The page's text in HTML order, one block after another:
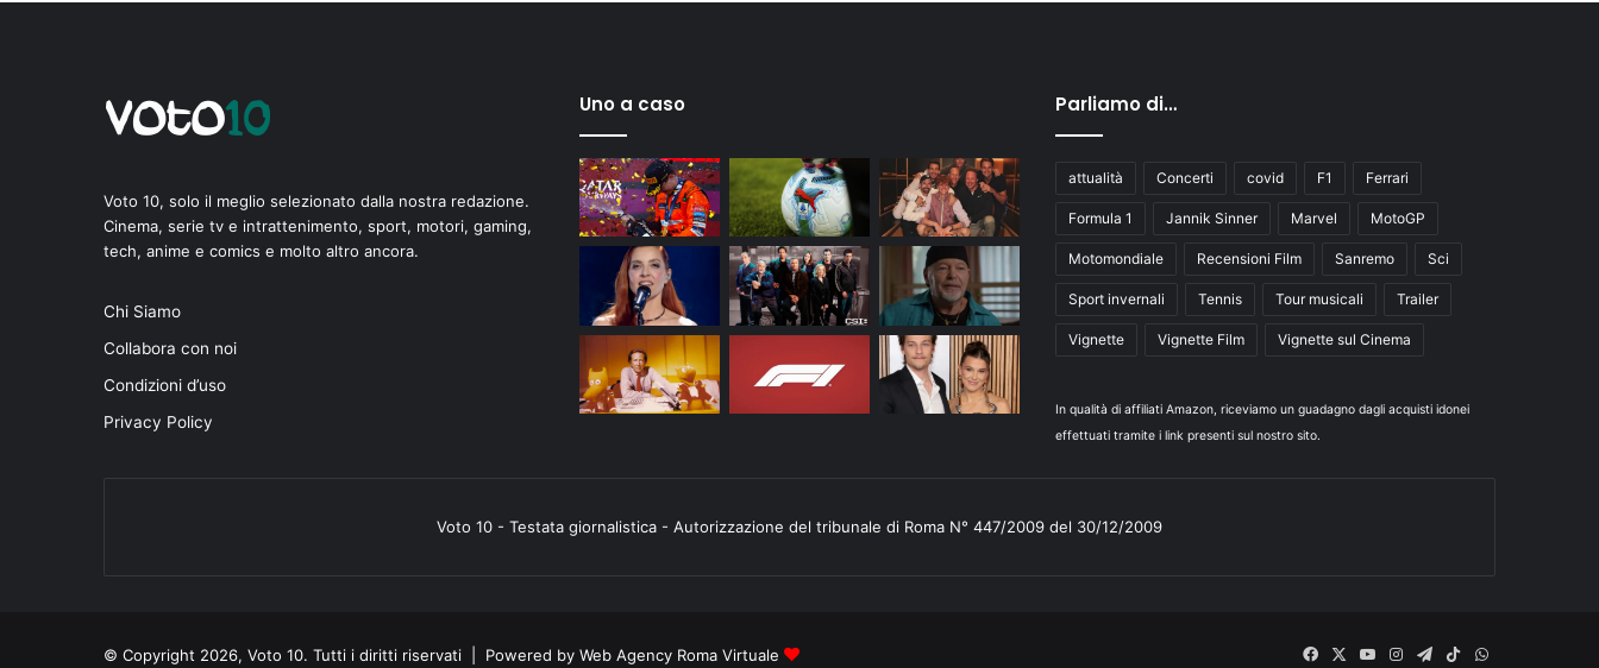
Voto 10, solo il meglio selezionato dalla nostra redazione.
Cinema, serie tv e intrattenimento, sport, motori, gaming,
tech, anime e comics e molto altro ancora.
Chi Siamo
Collabora con noi
Condizioni d’uso
Privacy Policy
Uno a caso Parliamo di…
attualità Concerti covid F1 Ferrari
Formula 1 Jannik Sinner Marvel MotoGP
Motomondiale Recensioni Film Sanremo Sci
Sport invernali Tennis Tour musicali Trailer
Vignette Vignette Film Vignette sul Cinema
In qualità di affiliati Amazon, riceviamo un guadagno dagli acquisti idonei
effettuati tramite i link presenti sul nostro sito.
Voto 10 - Testata giornalistica - Autorizzazione del tribunale di Roma N° 447/2009 del 30/12/2009
© Copyright 2026, Voto 10. Tutti i diritti riservati | Powered by Web Agency Roma Virtuale Facebook
X YouInstagram
Telegram
TikTokWhatsApp